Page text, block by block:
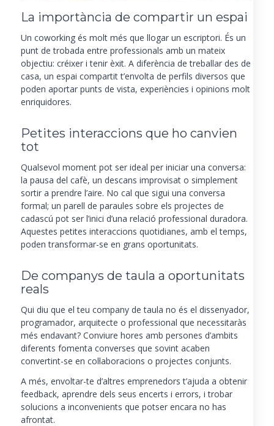
La importància de compartir un espai
Un coworking és molt més que llogar un escriptori. És un
punt de trobada entre professionals amb un mateix
objectiu: créixer i tenir èxit. A diferència de treballar des de
casa, un espai compartit t’envolta de perfils diversos que
poden aportar punts de vista, experiències i opinions molt
enriquidores.
Petites interaccions que ho canvien
tot
Qualsevol moment pot ser ideal per iniciar una conversa:
la pausa del cafè, un descans improvisat o simplement
sortir a prendre l’aire. No cal que sigui una conversa
formal; un parell de paraules sobre els projectes de
cadascú pot ser l’inici d’una relació professional duradora.
Aquestes petites interaccions quotidianes, amb el temps,
poden transformar-se en grans oportunitats.
De companys de taula a oportunitats
reals
Qui diu que el teu company de taula no és el dissenyador,
programador, arquitecte o professional que necessitaràs
més endavant? Conviure hores amb persones d’ambits
diferents fomenta converses que sovint acaben
convertint-se en col·laboracions o projectes conjunts.
A més, envoltar-te d’altres emprenedors t’ajuda a obtenir
feedback, aprendre dels seus encerts i errors, i trobar
solucions a inconvenients que potser encara no has
afrontat.